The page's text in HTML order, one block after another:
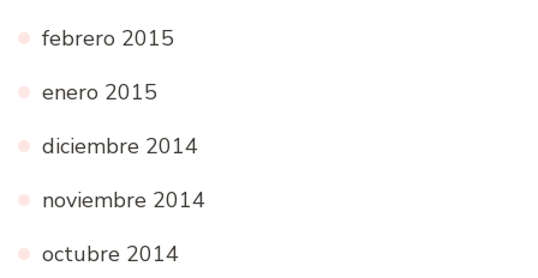
febrero 2015
enero 2015
diciembre 2014
noviembre 2014
octubre 2014